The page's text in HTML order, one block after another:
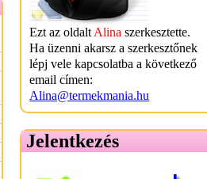
Ezt az oldalt Alina szerkesztette.
Ha üzenni akarsz a szerkesztőnek
lépj vele kapcsolatba a következő
email címen:
Alina@termekmania.hu
Jelentkezés